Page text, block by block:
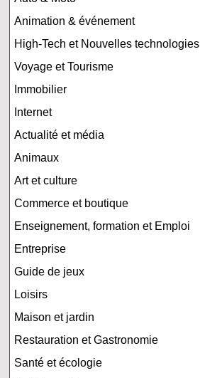
Animation & événement
High-Tech et Nouvelles technologies
Voyage et Tourisme
Immobilier
Internet
Actualité et média
Animaux
Art et culture
Commerce et boutique
Enseignement, formation et Emploi
Entreprise
Guide de jeux
Loisirs
Maison et jardin
Restauration et Gastronomie
Santé et écologie